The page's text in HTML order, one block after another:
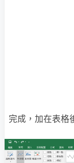
完成，加在表格